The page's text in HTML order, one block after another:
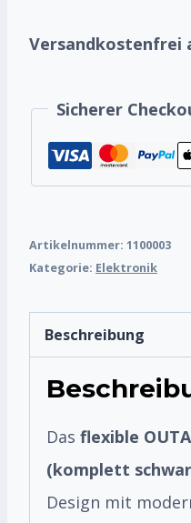
–
HPBC-
Zellen
Menge
Versandkostenfrei
Sicherer
Artikelnummer: 1100003
Kategorie: Elektronik
Beschreibung
Das flexible
(komplett
Design mit